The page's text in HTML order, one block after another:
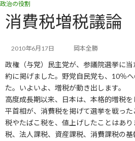
コ
ス
キ
ッ
プ
ナ
ン
に
移
動
政治の役割
消費税増税議論
2010年6月17日 岡本全勝
政権（与党）民主党が、参議院選挙に
約に掲げました。野党自民党も、10％
た。いよいよ、増税が動き出します。
高度成長期以来、日本は、本格的増税
平首相が、消費税を掲げて選挙を戦っ
税やたばこ税を、値上げしたことはあ
税、法人課税、資産課税、消費課税の